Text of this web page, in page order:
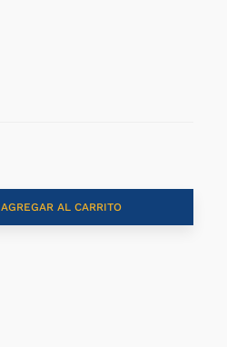
AGREGAR AL CARRITO